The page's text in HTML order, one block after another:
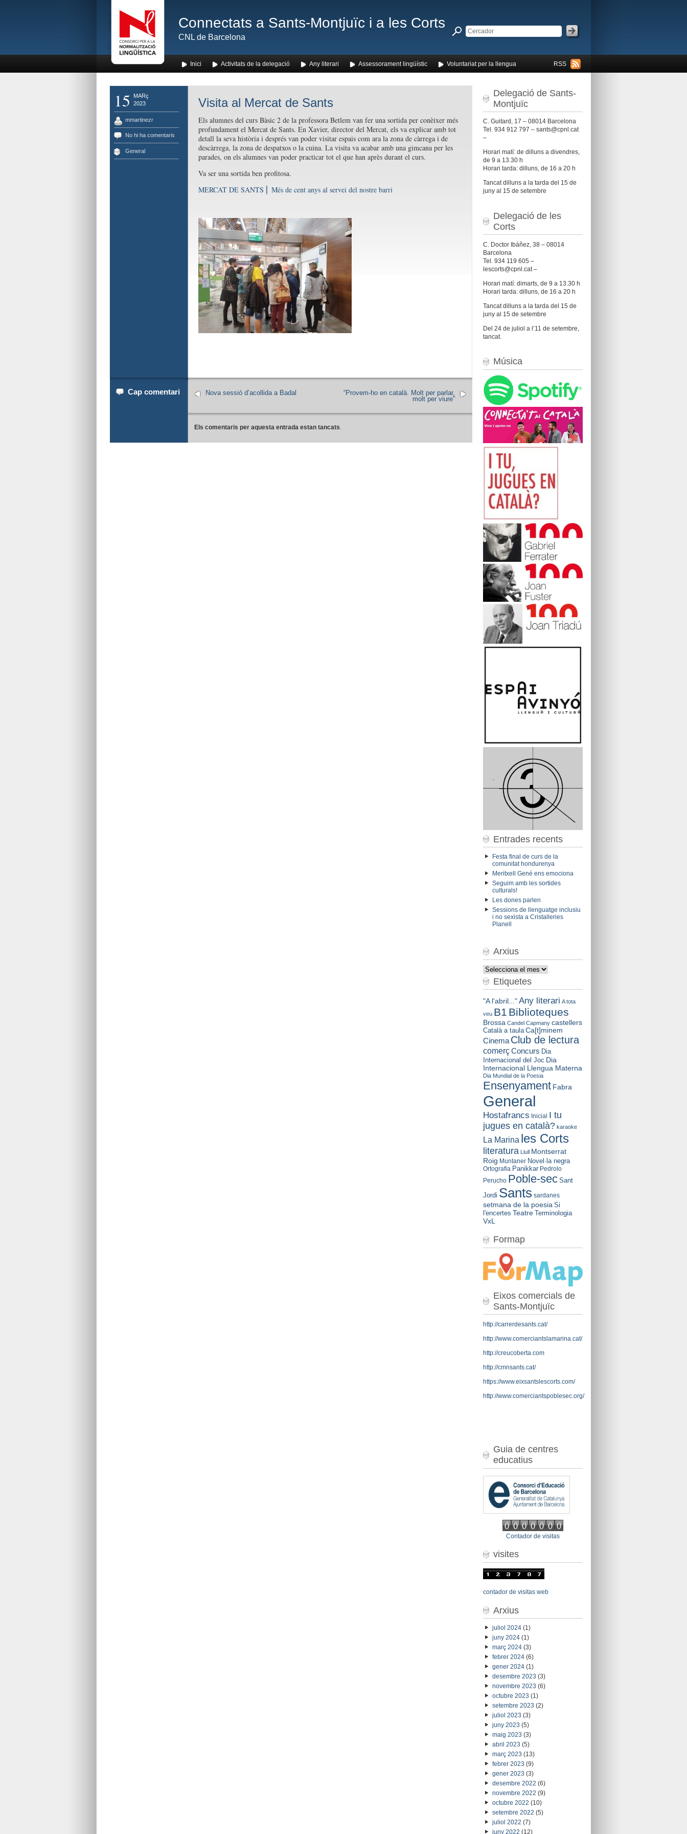
Connectats a Sants-Montjuïc i a les Corts
CNL de Barcelona
RSS
Inici Activitats de la delegació Any literari Assessorament lingüístic Voluntariat per la llengua
15
MARç
2023
mmartinezr
No hi ha comentaris
General
Visita al Mercat de Sants
Els alumnes del curs Bàsic 2 de la professora Betlem van fer una sortida per conèixer més
profundament el Mercat de Sants. En Xavier, director del Mercat, els va explicar amb tot
detall la seva història i després van poder visitar espais com ara la zona de càrrega i de
descàrrega, la zona de despatxos o la cuina. La visita va acabar amb una gimcana per les
parades, on els alumnes van poder practicar tot el que han après durant el curs.
Va ser una sortida ben profitosa.
MERCAT DE SANTS ⎢ Més de cent anys al servei del nostre barri
Cap comentari
“Provem-ho en català. Molt per parlar,
molt per viure”
Nova sessió d’acollida a Badal
Els comentaris per aquesta entrada estan tancats.
Delegació de Sants-
Montjuïc
C. Guitard, 17 – 08014 Barcelona
Tel. 934 912 797 – sants@cpnl.cat
–
Horari matí: de dilluns a divendres,
de 9 a 13.30 h
Horari tarda: dilluns, de 16 a 20 h
Tancat dilluns a la tarda del 15 de
juny al 15 de setembre
Delegació de les
Corts
C. Doctor Ibáñez, 38 – 08014
Barcelona
Tel. 934 119 605 –
lescorts@cpnl.cat –
Horari matí: dimarts, de 9 a 13.30 h
Horari tarda: dilluns, de 16 a 20 h
Tancat dilluns a la tarda del 15 de
juny al 15 de setembre
Del 24 de juliol a l’11 de setembre,
tancat.
Música
Entrades recents
Festa final de curs de la
comunitat hondurenya
Meritxell Gené ens emociona
Seguim amb les sortides
culturals!
Les dones parlen
Sessions de llenguatge inclusiu
i no sexista a Cristalleries
Planell
Arxius
Arxius
Etiquetes
"A l'abril..." Any literari A tota
veu B1 Biblioteques
Brossa Candel Capmany castellers
Català a taula Ca[t]minem
Cinema Club de lectura
comerç Concurs Dia
Internacional del Joc Dia
Internacional Llengua Materna
Dia Mundial de la Poesia
Ensenyament Fabra
General
Hostafrancs Inicial I tu
jugues en català? karaoke
La Marina les Corts
literatura Llull Montserrat
Roig Muntaner Novel·la negra
Ortografia Panikkar Pedrolo
Perucho Poble-sec Sant
Jordi Sants sardanes
setmana de la poesia Si
l'encertes Teatre Terminologia
VxL
Formap
Eixos comercials de
Sants-Montjuïc
http://carrerdesants.cat/
http://www.comerciantslamarina.cat/
http://creucoberta.com
http://cmnsants.cat/
https://www.eixsantslescorts.com/
http://www.comerciantspoblesec.org/
Guia de centres
educatius
Contador de visitas
visites
contador de visitas web
Arxius
juliol 2024(1)
juny 2024(1)
març 2024(3)
febrer 2024(6)
gener 2024(1)
desembre 2023 (3)
novembre 2023 (6)
octubre 2023 (1)
setembre 2023 (2)
juliol 2023 (3)
juny 2023 (5)
maig 2023 (3)
abril 2023 (5)
març 2023 (13)
febrer 2023 (9)
gener 2023 (3)
desembre 2022 (6)
novembre 2022 (9)
octubre 2022 (10)
setembre 2022 (5)
juliol 2022 (7)
juny 2022 (12)